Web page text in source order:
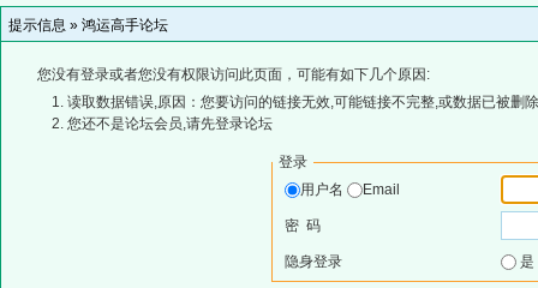
提示信息 » 鸿运高手论坛
您没有登录或者您没有权限访问此页面，可能有如下几个原因:
读取数据错误,原因：您要访问的链接无效,可能链接不完整,或数据已被删
您还不是论坛会员,请先登录论坛
登录
用户名
Email
密 码
隐身登录